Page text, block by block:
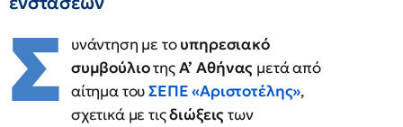
Σ υνάντηση με τουπηρεσιακό
συμβούλιοτηςΑ’ Αθήνας μετά από
αίτημα τουΣΕΠΕ «Αριστοτέλης»,
σχετικά με τιςδιώξειςτων